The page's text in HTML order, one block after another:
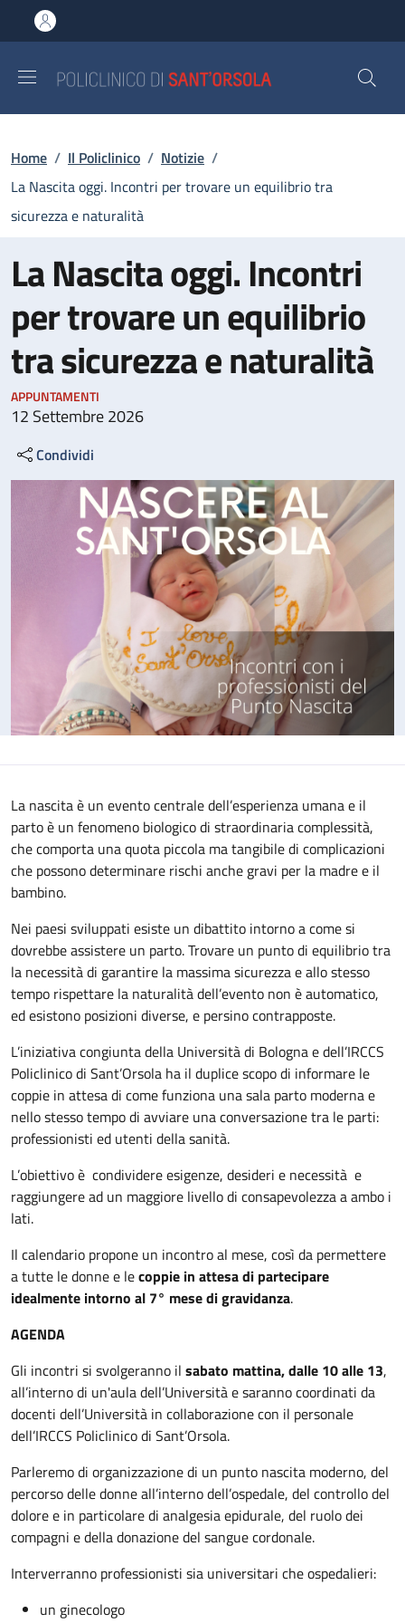
al contenuto principale
to footer content
Briciole di pane
Home / Il Policlinico / Notizie /
La Nascita oggi. Incontri per trovare un equilibrio tra
sicurezza e naturalità
La Nascita oggi. Incontri
per trovare un equilibrio
tra sicurezza e naturalità
APPUNTAMENTI
12 Settembre 2026
Condividi
La nascita è un evento centrale dell’esperienza umana e il
parto è un fenomeno biologico di straordinaria complessità,
che comporta una quota piccola ma tangibile di complicazioni
che possono determinare rischi anche gravi per la madre e il
bambino.
Nei paesi sviluppati esiste un dibattito intorno a come si
dovrebbe assistere un parto. Trovare un punto di equilibrio tra
la necessità di garantire la massima sicurezza e allo stesso
tempo rispettare la naturalità dell’evento non è automatico,
ed esistono posizioni diverse, e persino contrapposte.
L’iniziativa congiunta della Università di Bologna e dell’IRCCS
Policlinico di Sant’Orsola ha il duplice scopo di informare le
coppie in attesa di come funziona una sala parto moderna e
nello stesso tempo di avviare una conversazione tra le parti:
professionisti ed utenti della sanità.
L’obiettivo è condividere esigenze, desideri e necessità e
raggiungere ad un maggiore livello di consapevolezza a ambo i
lati.
Il calendario propone un incontro al mese, così da permettere
a tutte le donne e lecoppie in attesa di partecipare
idealmente intorno al 7° mese di gravidanza.
AGENDA
Gli incontri si svolgeranno il sabato mattina, dalle 10 alle 13,
all’interno di un'aula dell’Università e saranno coordinati da
docenti dell’Università in collaborazione con il personale
dell’IRCCS Policlinico di Sant’Orsola.
Parleremo di organizzazione di un punto nascita moderno, del
percorso delle donne all’interno dell’ospedale, del controllo del
dolore e in particolare di analgesia epidurale, del ruolo dei
compagni e della donazione del sangue cordonale.
Interverranno professionisti sia universitari che ospedalieri:
un ginecologo